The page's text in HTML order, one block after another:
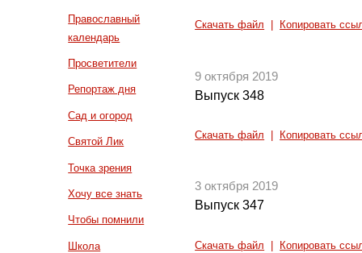
Православный
календарь
Просветители
Репортаж дня
Сад и огород
Святой Лик
Точка зрения
Хочу все знать
Чтобы помнили
Школа
Скачать файл Копировать
9 октября 2019
Выпуск 348
Скачать файл Копировать
3 октября 2019
Выпуск 347
Скачать файл Копировать